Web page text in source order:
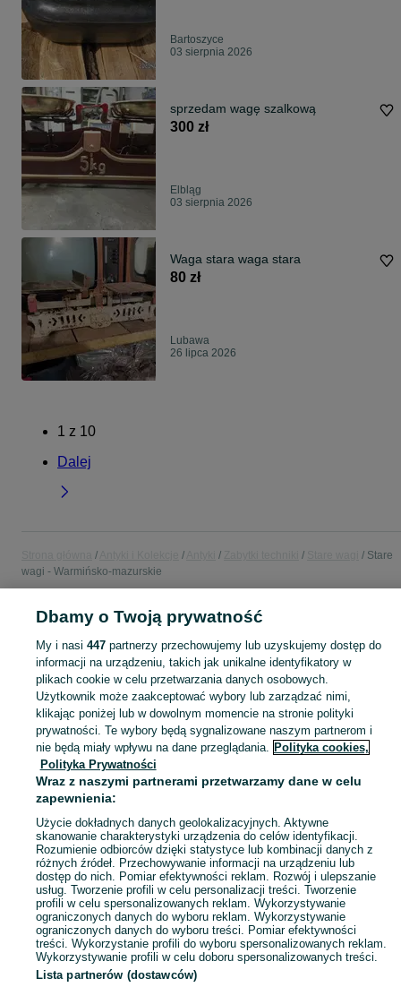
Bartoszyce
03 sierpnia 2026
sprzedam wagę szalkową
300 zł
Elbląg
03 sierpnia 2026
Waga stara waga stara
80 zł
Lubawa
26 lipca 2026
1 z 10
Dalej
Stare
wagi - Warmińsko-mazurskie
POLSKA » WARMIŃSKO-MAZURSKIE
KATEGORIA
Skorzystaj z największego serwisu ogłoszeniowego - Warmińsko-mazurskie i okolice! - kupuj lub sprzedawaj jeszcze wygodniej w kategorii Stare wagi! Zobacz
Mapa kategorii
Mapa miejscowości
Mapa ministron
Popularne wyszukiwania
Dbamy o Twoją prywatność
My i nasi 447partnerzy przechowujemy lub uzyskujemy dostęp do
informacji na urządzeniu, takich jak unikalne identyfikatory w
plikach cookie w celu przetwarzania danych osobowych.
Użytkownik może zaakceptować wybory lub zarządzać nimi,
klikając poniżej lub w dowolnym momencie na stronie polityki
prywatności. Te wybory będą sygnalizowane naszym partnerom i
nie będą miały wpływu na dane przeglądania. Polityka cookies,
Polityka Prywatności
Wraz z naszymi partnerami przetwarzamy dane w celu
zapewnienia:
Użycie dokładnych danych geolokalizacyjnych. Aktywne
skanowanie charakterystyki urządzenia do celów identyfikacji.
Rozumienie odbiorców dzięki statystyce lub kombinacji danych z
różnych źródeł. Przechowywanie informacji na urządzeniu lub
dostęp do nich. Pomiar efektywności reklam. Rozwój i ulepszanie
usług. Tworzenie profili w celu personalizacji treści. Tworzenie
profili w celu spersonalizowanych reklam. Wykorzystywanie
ograniczonych danych do wyboru reklam. Wykorzystywanie
ograniczonych danych do wyboru treści. Pomiar efektywności
treści. Wykorzystanie profili do wyboru spersonalizowanych reklam.
Wykorzystywanie profili w celu doboru spersonalizowanych treści.
Lista partnerów (dostawców)